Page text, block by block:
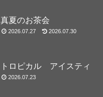
真夏のお茶会
2026.07.27 2026.07.30
トロピカル アイスティ
2026.07.23